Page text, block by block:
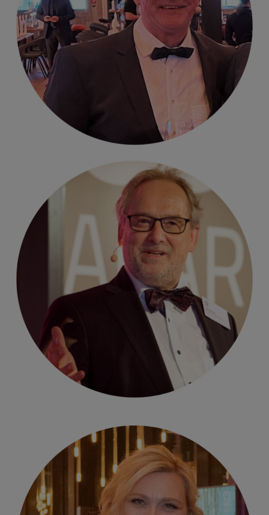
Uwe Niemann
Anett Gregorius